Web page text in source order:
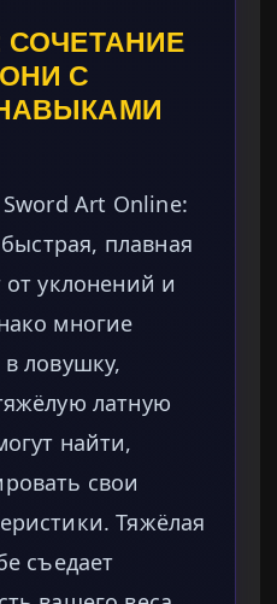
С
Art Online:
плавная
уклонений и
многие
ловушку,
латную
найти,
свои
Тяжёлая
съедает